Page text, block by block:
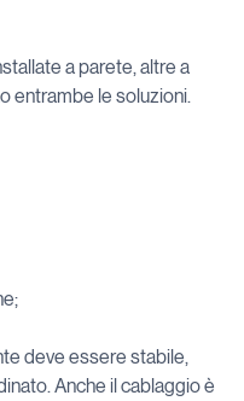
a parete, altre a
entrambe le soluzioni.
deve essere stabile,
Anche il cablaggio è